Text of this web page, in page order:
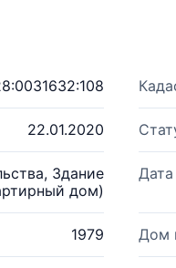
22.01.2020
Здание
дом)
Дата
1979 Дом